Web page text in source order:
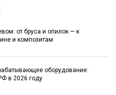
от бруса и опилок — к
и композитам
оборудование:
в 2026 году